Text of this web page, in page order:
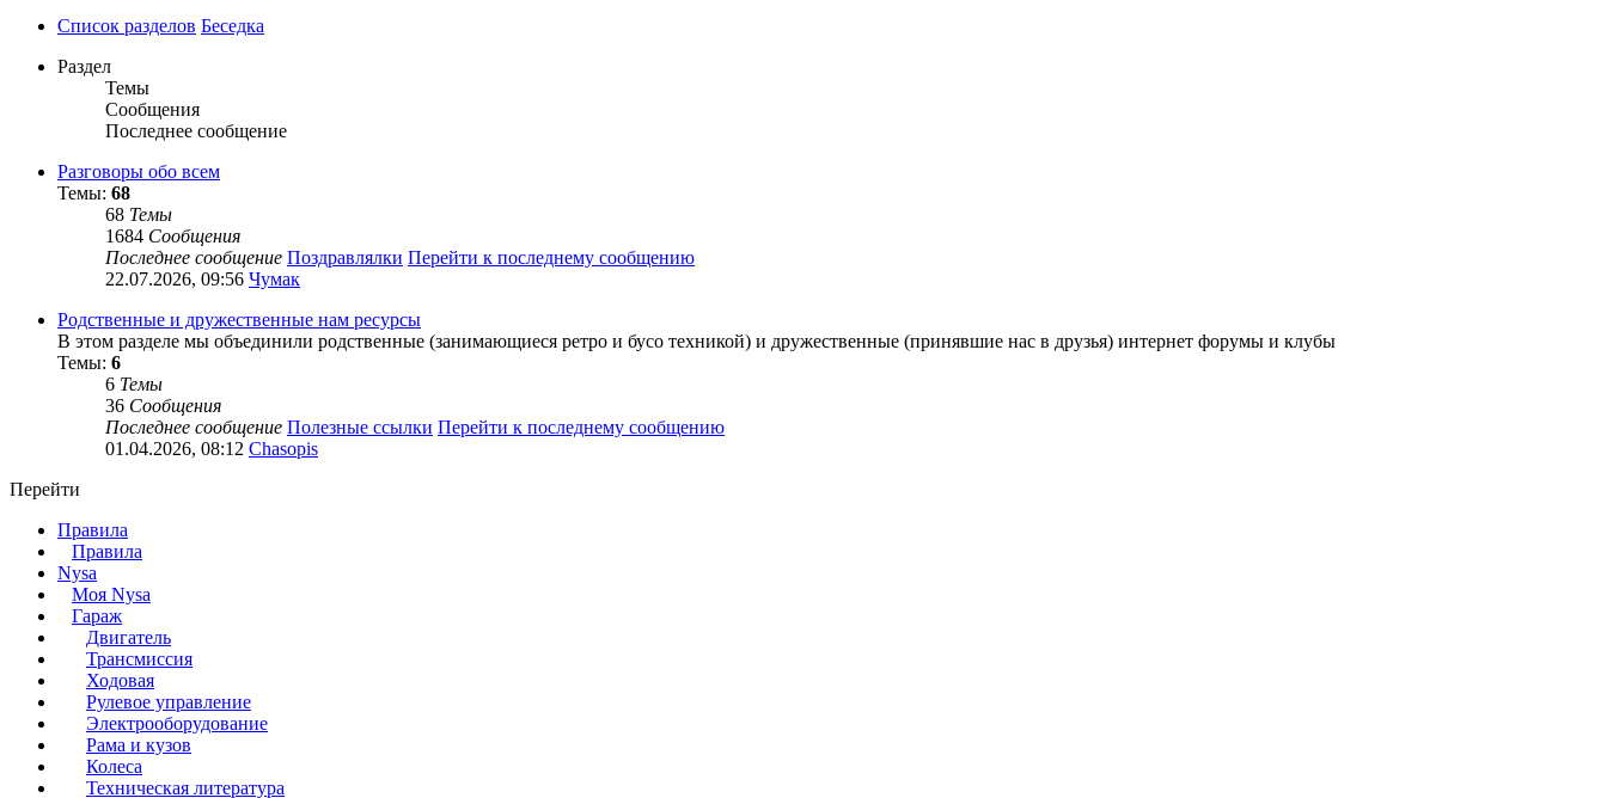
Список разделов Беседка
Раздел
Темы
Сообщения
Последнее сообщение
Разговоры обо всем
Темы: 68
68 Темы
1684 Сообщения
Последнее сообщение Поздравлялки Перейти к последнему сообщению
22.07.2026, 09:56 Чумак
Родственные и дружественные нам ресурсы
В этом разделе мы объединили родственные (занимающиеся ретро и бусо техникой) и дружественные (принявшие нас в друзья) интернет форумы и клубы
Темы: 6
6 Темы
36 Сообщения
Последнее сообщение Полезные ссылки Перейти к последнему сообщению
01.04.2026, 08:12 Chasopis
Перейти
Правила
Правила
Nysa
Моя Nysa
Гараж
Двигатель
Трансмиссия
Ходовая
Рулевое управление
Электрооборудование
Рама и кузов
Колеса
Техническая литература